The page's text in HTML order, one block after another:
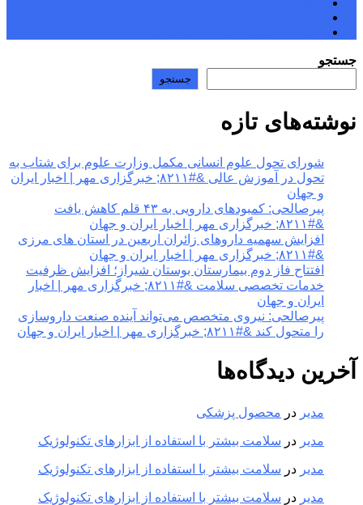
جستجو
جستجو
نوشته‌های تازه
شورای تحول علوم انسانی مکمل وزارت علوم برای شتاب به
تحول در آموزش عالی &#۸۲۱۱; خبرگزاری مهر | اخبار ایران
و جهان
پیرصالحی: کمبودهای دارویی به ۴۳ قلم کاهش یافت
&#۸۲۱۱; خبرگزاری مهر | اخبار ایران و جهان
افزایش سهمیه داروهای زائران اربعین در استان های مرزی
&#۸۲۱۱; خبرگزاری مهر | اخبار ایران و جهان
افتتاح فاز دوم بیمارستان بوستان شیراز؛ افزایش ظرفیت
خدمات تخصصی سلامت &#۸۲۱۱; خبرگزاری مهر | اخبار
ایران و جهان
پیرصالحی: نیروی متخصص می‌تواند آینده صنعت داروسازی
را متحول کند &#۸۲۱۱; خبرگزاری مهر | اخبار ایران و جهان
آخرین دیدگاه‌ها
مدیر در محصول پزشکی
مدیر در سلامت بیشتر با استفاده از ابزارهای تکنولوژیک
مدیر در سلامت بیشتر با استفاده از ابزارهای تکنولوژیک
مدیر در سلامت بیشتر با استفاده از ابزارهای تکنولوژیک